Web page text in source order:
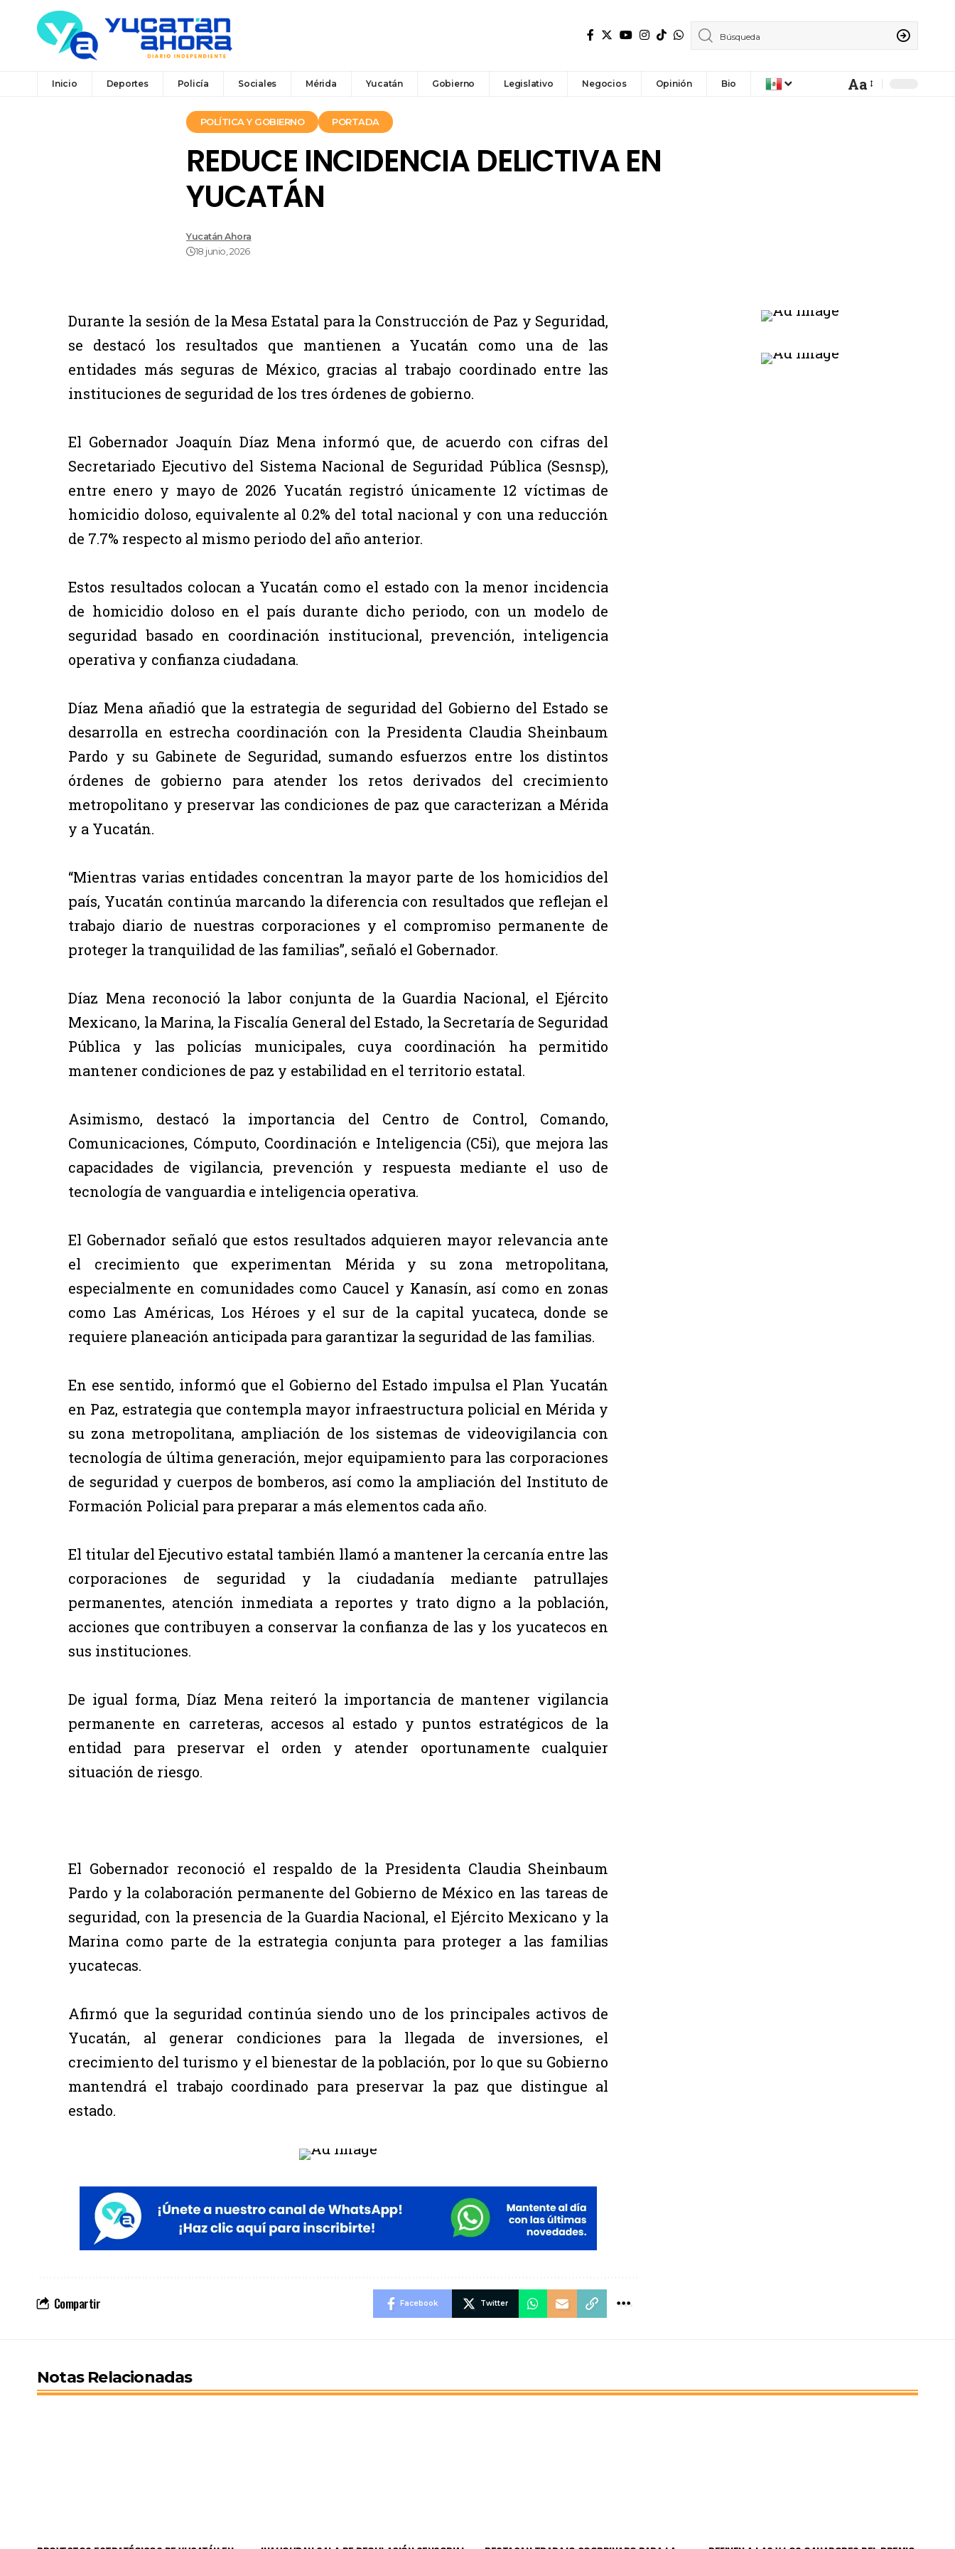
Inicio Deportes Policía Sociales Mérida Yucatán Gobierno Legislativo Negocios Opinión Bio Aa
POLÍTICA Y GOBIERNO PORTADA
REDUCE INCIDENCIA DELICTIVA EN
YUCATÁN
Yucatán Ahora
18 junio, 2026
Durante la sesión de la Mesa Estatal para la Construcción de Paz y Seguridad,
se destacó los resultados que mantienen a Yucatán como una de las
entidades más seguras de México, gracias al trabajo coordinado entre las
instituciones de seguridad de los tres órdenes de gobierno.
El Gobernador Joaquín Díaz Mena informó que, de acuerdo con cifras del
Secretariado Ejecutivo del Sistema Nacional de Seguridad Pública (Sesnsp),
entre enero y mayo de 2026 Yucatán registró únicamente 12 víctimas de
homicidio doloso, equivalente al 0.2% del total nacional y con una reducción
de 7.7% respecto al mismo periodo del año anterior.
Estos resultados colocan a Yucatán como el estado con la menor incidencia
de homicidio doloso en el país durante dicho periodo, con un modelo de
seguridad basado en coordinación institucional, prevención, inteligencia
operativa y confianza ciudadana.
Díaz Mena añadió que la estrategia de seguridad del Gobierno del Estado se
desarrolla en estrecha coordinación con la Presidenta Claudia Sheinbaum
Pardo y su Gabinete de Seguridad, sumando esfuerzos entre los distintos
órdenes de gobierno para atender los retos derivados del crecimiento
metropolitano y preservar las condiciones de paz que caracterizan a Mérida
y a Yucatán.
“Mientras varias entidades concentran la mayor parte de los homicidios del
país, Yucatán continúa marcando la diferencia con resultados que reflejan el
trabajo diario de nuestras corporaciones y el compromiso permanente de
proteger la tranquilidad de las familias”, señaló el Gobernador.
Díaz Mena reconoció la labor conjunta de la Guardia Nacional, el Ejército
Mexicano, la Marina, la Fiscalía General del Estado, la Secretaría de Seguridad
Pública y las policías municipales, cuya coordinación ha permitido
mantener condiciones de paz y estabilidad en el territorio estatal.
Asimismo, destacó la importancia del Centro de Control, Comando,
Comunicaciones, Cómputo, Coordinación e Inteligencia (C5i), que mejora las
capacidades de vigilancia, prevención y respuesta mediante el uso de
tecnología de vanguardia e inteligencia operativa.
El Gobernador señaló que estos resultados adquieren mayor relevancia ante
el crecimiento que experimentan Mérida y su zona metropolitana,
especialmente en comunidades como Caucel y Kanasín, así como en zonas
como Las Américas, Los Héroes y el sur de la capital yucateca, donde se
requiere planeación anticipada para garantizar la seguridad de las familias.
En ese sentido, informó que el Gobierno del Estado impulsa el Plan Yucatán
en Paz, estrategia que contempla mayor infraestructura policial en Mérida y
su zona metropolitana, ampliación de los sistemas de videovigilancia con
tecnología de última generación, mejor equipamiento para las corporaciones
de seguridad y cuerpos de bomberos, así como la ampliación del Instituto de
Formación Policial para preparar a más elementos cada año.
El titular del Ejecutivo estatal también llamó a mantener la cercanía entre las
corporaciones de seguridad y la ciudadanía mediante patrullajes
permanentes, atención inmediata a reportes y trato digno a la población,
acciones que contribuyen a conservar la confianza de las y los yucatecos en
sus instituciones.
De igual forma, Díaz Mena reiteró la importancia de mantener vigilancia
permanente en carreteras, accesos al estado y puntos estratégicos de la
entidad para preservar el orden y atender oportunamente cualquier
situación de riesgo.
El Gobernador reconoció el respaldo de la Presidenta Claudia Sheinbaum
Pardo y la colaboración permanente del Gobierno de México en las tareas de
seguridad, con la presencia de la Guardia Nacional, el Ejército Mexicano y la
Marina como parte de la estrategia conjunta para proteger a las familias
yucatecas.
Afirmó que la seguridad continúa siendo uno de los principales activos de
Yucatán, al generar condiciones para la llegada de inversiones, el
crecimiento del turismo y el bienestar de la población, por lo que su Gobierno
mantendrá el trabajo coordinado para preservar la paz que distingue al
estado.
Compartir Facebook Twitter
Notas Relacionadas